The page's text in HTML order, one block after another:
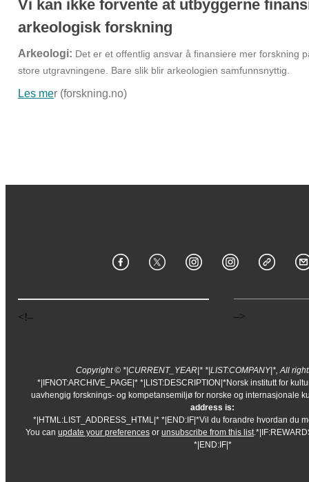
Vi kan ikke forvente at utbyggerne
arkeologisk forskning
Arkeologi: Det er et offentlig ansvar å finansiere mer forskning
store utgravningene. Bare slik blir arkeologien samfunnsnyttig.
Les mer (forskning.no)
<!– –>
Copyright © *|CURRENT_YEAR|* *|LIST:COMPANY|*, All
*|IFNOT:ARCHIVE_PAGE|* *|LIST:DESCRIPTION|*Norsk institutt for
uavhengig forsknings- og kompetansemiljø for norske og internasjonale
address is:
*|HTML:LIST_ADDRESS_HTML|* *|END:IF|*Vil du forandre hvordan du
You can update your preferences or unsubscribe from this list
*|END:IF|*